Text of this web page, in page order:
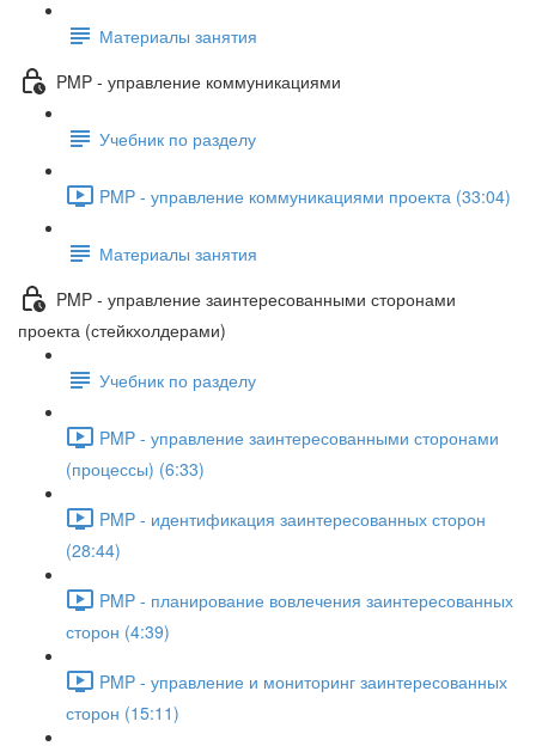
Материалы занятия
PMP - управление коммуникациями
Учебник по разделу
PMP - управление коммуникациями проекта (33:04)
Материалы занятия
PMP - управление заинтересованными сторонами
проекта (стейкхолдерами)
Учебник по разделу
PMP - управление заинтересованными сторонами
(процессы) (6:33)
PMP - идентификация заинтересованных сторон
(28:44)
PMP - планирование вовлечения заинтересованных
сторон (4:39)
PMP - управление и мониторинг заинтересованных
сторон (15:11)